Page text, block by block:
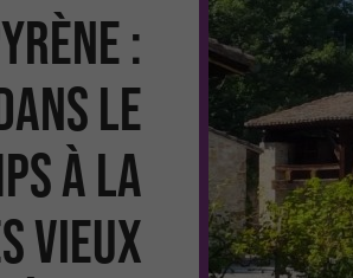
:
le
à la
vieux